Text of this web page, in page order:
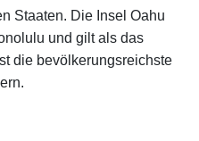
Staaten. Die Insel Oahu
und gilt als das
die bevölkerungsreichste